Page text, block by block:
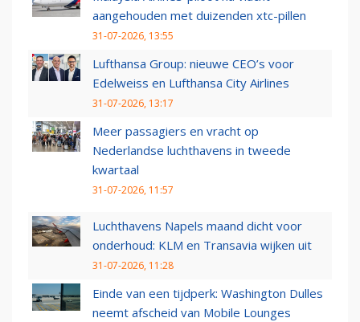
aangehouden met duizenden xtc-pillen
31-07-2026, 13:55
Lufthansa Group: nieuwe CEO’s voor
Edelweiss en Lufthansa City Airlines
31-07-2026, 13:17
Meer passagiers en vracht op
Nederlandse luchthavens in tweede
kwartaal
31-07-2026, 11:57
Luchthavens Napels maand dicht voor
onderhoud: KLM en Transavia wijken uit
31-07-2026, 11:28
Einde van een tijdperk: Washington Dulles
neemt afscheid van Mobile Lounges